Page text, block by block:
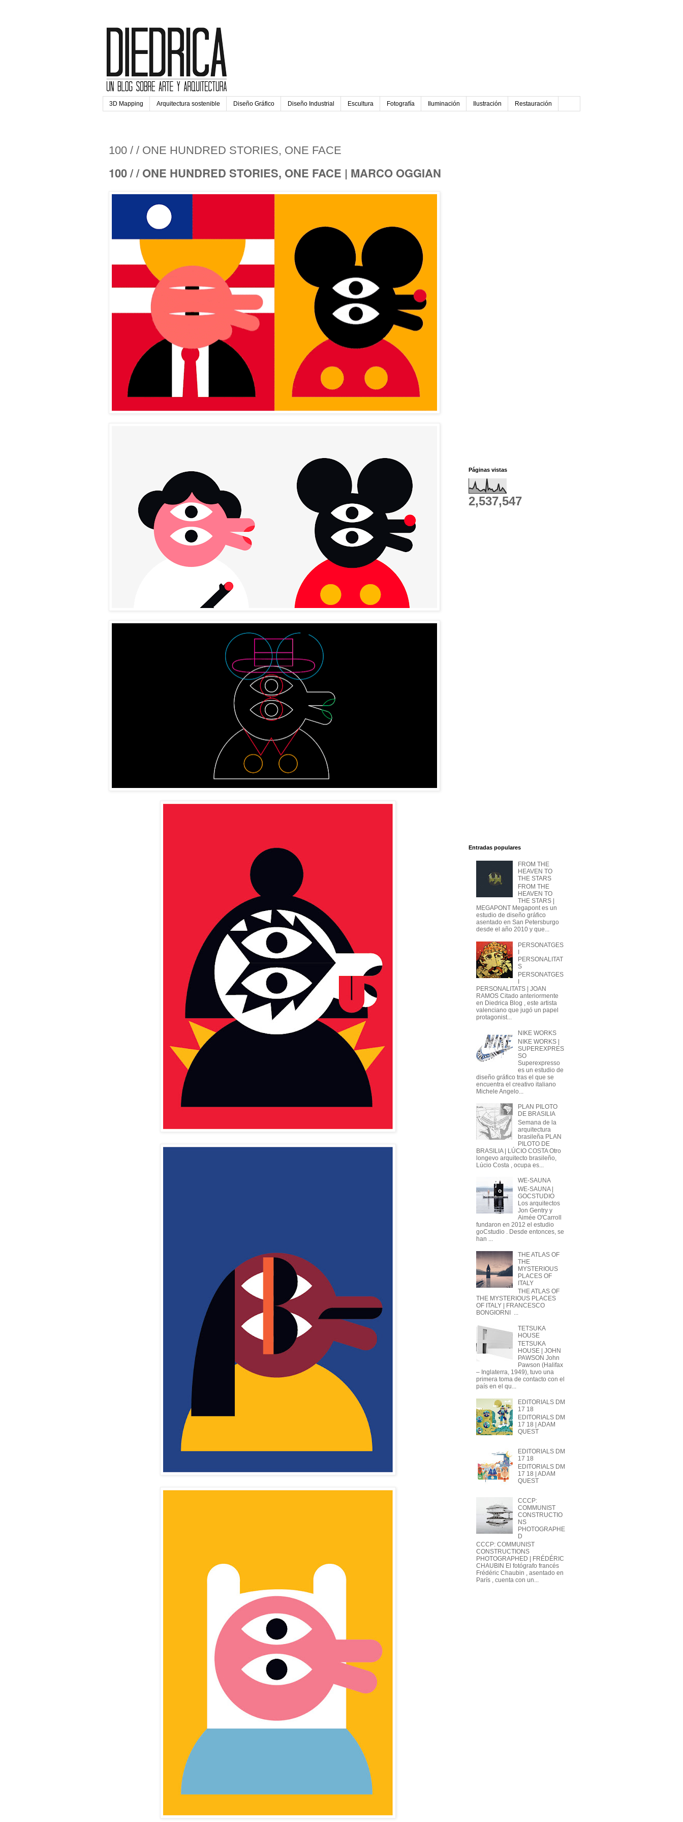
3D Mapping Arquitectura sostenible Diseño Gráfico Diseño Industrial Escultura Fotografía Iluminación Ilustración Restauración
100 / / ONE HUNDRED STORIES, ONE FACE
100 / / ONE HUNDRED STORIES, ONE FACE | MARCO OGGIAN
Páginas vistas
2,537,547
Entradas populares
FROM THE
HEAVEN TO
THE STARS
FROM THE
HEAVEN TO
THE STARS |
MEGAPONT Megapont es un
estudio de diseño gráfico
asentado en San Petersburgo
desde el año 2010 y que...
PERSONATGES
PERSONALITAT
S
PERSONATGES
PERSONALITATS | JOAN
RAMOS Citado anteriormente
en Diedrica Blog , este artista
valenciano que jugó un papel
protagonist...
NIKE WORKS
NIKE WORKS |
SUPEREXPRES
SO
Superexpresso
es un estudio de
diseño gráfico tras el que se
encuentra el creativo italiano
Michele Angelo...
PLAN PILOTO
DE BRASILIA
Semana de la
arquitectura
brasileña PLAN
PILOTO DE
BRASILIA | LÚCIO COSTA Otro
longevo arquitecto brasileño,
Lúcio Costa , ocupa es...
WE-SAUNA
WE-SAUNA |
GOCSTUDIO
Los arquitectos
Jon Gentry y
Aimée O'Carroll
fundaron en 2012 el estudio
goCstudio . Desde entonces, se
han ...
THE ATLAS OF
THE
MYSTERIOUS
PLACES OF
ITALY
THE ATLAS OF
THE MYSTERIOUS PLACES
OF ITALY | FRANCESCO
BONGIORNI ...
TETSUKA
HOUSE
TETSUKA
HOUSE | JOHN
PAWSON John
Pawson (Halifax
– Inglaterra, 1949), tuvo una
primera toma de contacto con el
país en el qu...
EDITORIALS DM
17 18
EDITORIALS DM
17 18 | ADAM
QUEST
EDITORIALS DM
17 18
EDITORIALS DM
17 18 | ADAM
QUEST
CCCP:
COMMUNIST
CONSTRUCTIO
NS
PHOTOGRAPHE
D
CCCP: COMMUNIST
CONSTRUCTIONS
PHOTOGRAPHED | FRÉDÉRIC
CHAUBIN El fotógrafo francés
Frédéric Chaubin , asentado en
París , cuenta con un...